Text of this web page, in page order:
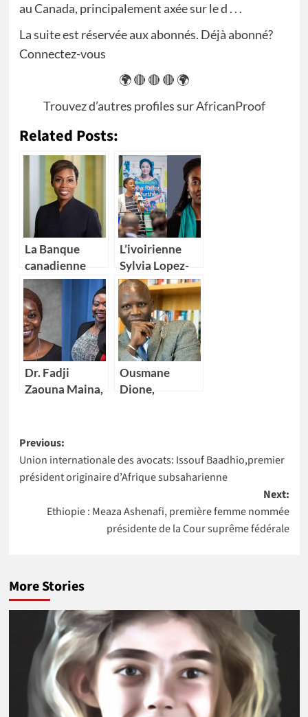
au Canada, principalement axée sur le d . . .
La suite est réservée aux abonnés. Déjà abonné?
Connectez-vous
🌍 🔴 🔴 🔴 🌍
Trouvez d’autres profiles surAfricanProof
Related Posts:
La Banque
canadienne
impériale de
commerce
(CIBC) nomme
Kikelomo
Lawal comme
Vice-
présidente
L’ivoirienne
Sylvia Lopez-
Ekra nommée
coordonnatrice
résidente des
Nations Unies
au Maroc
Dr. Fadji
Zaouna Maina,
scientifique du
Niger à
intégrer la
Ousmane
Dione,
mondiale pour
4 pays Africains
Post
navigation
Previous:
Union internationale des avocats: Issouf Baadhio,premier
président originaire d’Afrique subsaharienne
Next:
Ethiopie : Meaza Ashenafi, première femme nommée
présidente de la Cour suprême fédérale
More Stories